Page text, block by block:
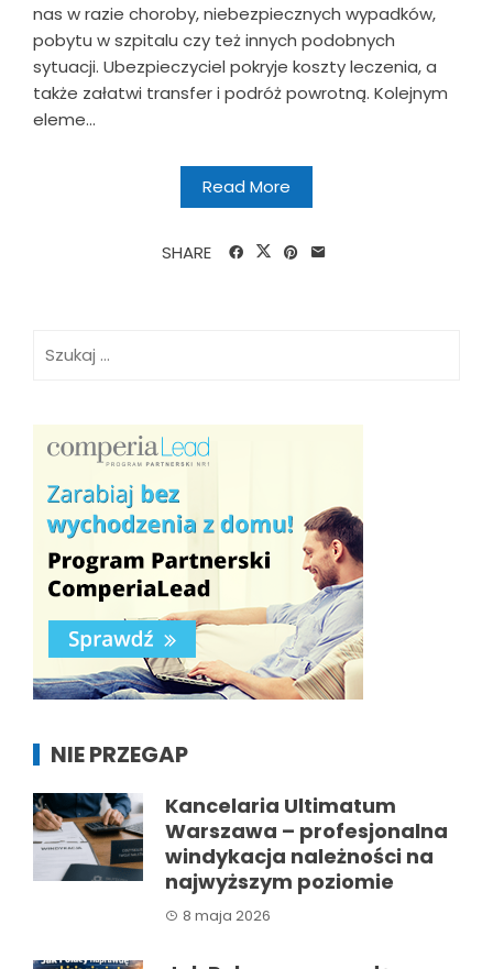
nas w razie choroby, niebezpiecznych wypadków,
pobytu w szpitalu czy też innych podobnych
sytuacji. Ubezpieczyciel pokryje koszty leczenia, a
także załatwi transfer i podróż powrotną. Kolejnym
eleme...
Read More
SHARE
NIE PRZEGAP
Kancelaria Ultimatum
Warszawa – profesjonalna
windykacja należności na
najwyższym poziomie
8 maja 2026